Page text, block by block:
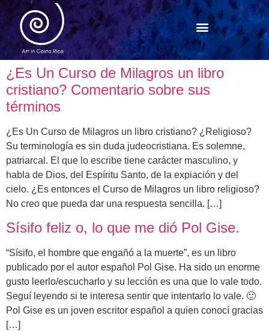
¿Es Un Curso de Milagros un libro
cristiano? Comentario sobre sus
términos
¿Es Un Curso de Milagros un libro cristiano? ¿Religioso?
Su terminología es sin duda judeocristiana. Es solemne,
patriarcal. El que lo escribe tiene carácter masculino, y
habla de Dios, del Espíritu Santo, de la expiación y del
cielo. ¿Es entonces el Curso de Milagros un libro religioso?
No creo que pueda dar una respuesta sencilla. […]
Sísifo feliz o, lo que me dió Pol Gise.
“Sísifo, el hombre que engañó a la muerte”, es un libro
publicado por el autor español Pol Gise. Ha sido un enorme
gusto leerlo/escucharlo y su lección es una que lo vale todo.
Seguí leyendo si te interesa sentir que intentarlo lo vale. 🙂
Pol Gise es un joven escritor español a quien conocí gracias
[…]